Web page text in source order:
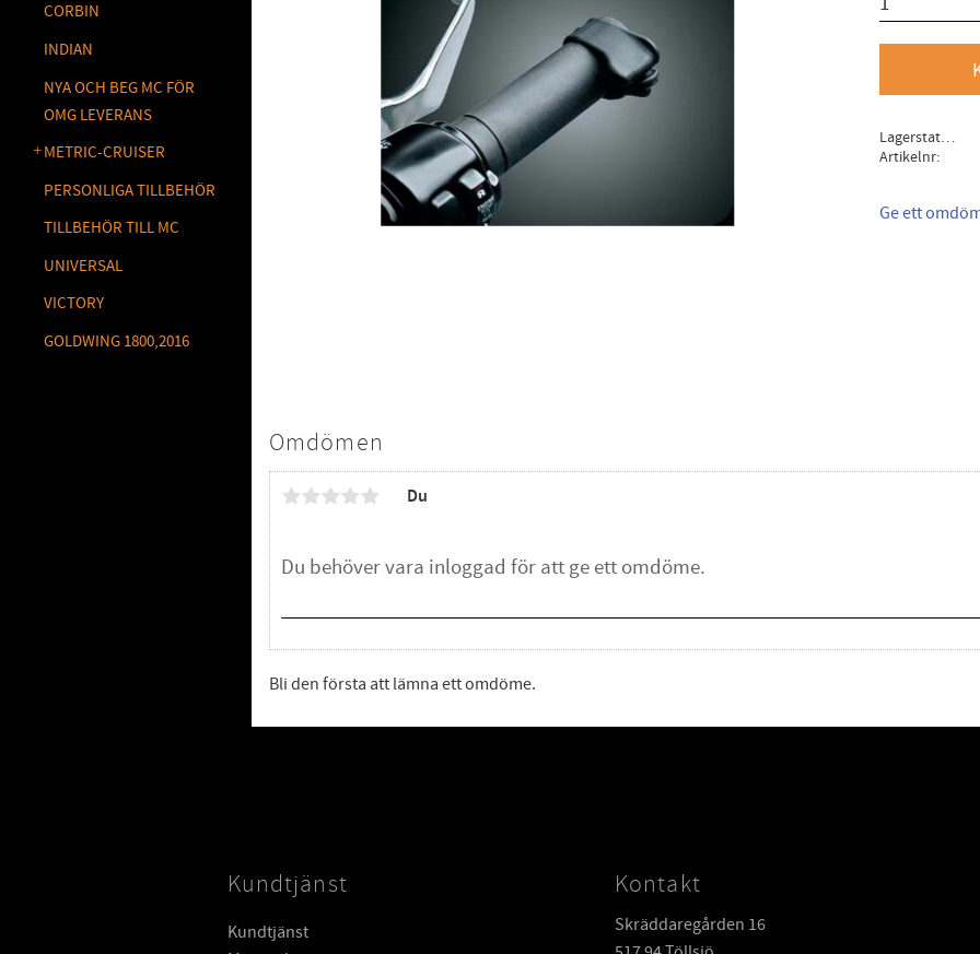
Lagerstatus
Artikelnr
Ge ett
Omdömen
Du
Bli den första att lämna ett omdöme.
CORBIN
INDIAN
NYA OCH BEG MC FÖR
OMG LEVERANS
METRIC-CRUISER
PERSONLIGA TILLBEHÖR
TILLBEHÖR TILL MC
UNIVERSAL
VICTORY
GOLDWING 1800,2016
Kundtjänst
Kundtjänst
Kontakt
Skräddaregården 16